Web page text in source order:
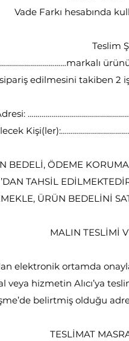
Vade Farkı hesabında
Teslim
sipariş edilmesini takiben 2
BEDELİ, ÖDEME
TAHSİL
ÜRÜN BEDELİNİ
MALIN TESLİMİ
elektronik ortamda
veya hizmetin Alıcı’ya
belirtmiş olduğu
TESLİMAT